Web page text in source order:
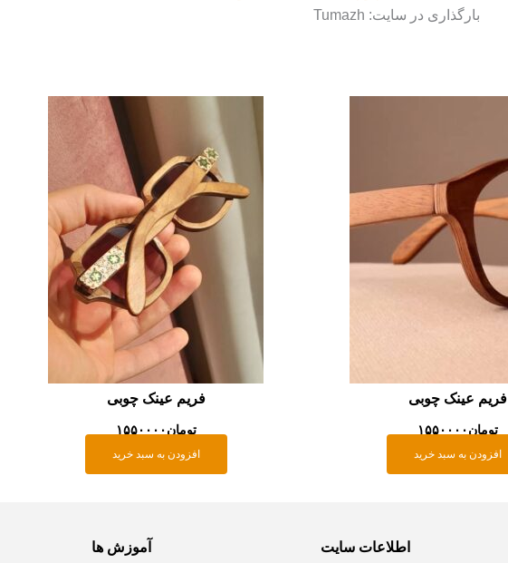
بارگذاری در سایت: Tumazh
فریم عینک چوبی
تومان۱۵۵۰۰۰۰
افزودن به سبد خرید
فریم عینک چوبی
تومان۱۵۵۰۰۰۰
افزودن به سبد خرید
اطلاعات سایت آموزش ها